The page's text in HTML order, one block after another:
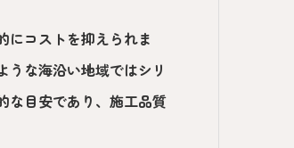
にコストを抑えられま
な海沿い地域ではシリ
な目安であり、施工品質